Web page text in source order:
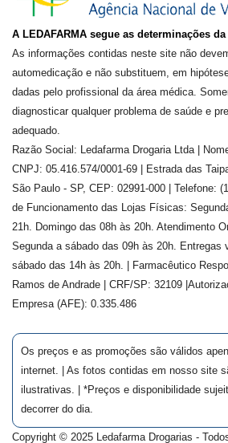
A LEDAFARMA segue as determinações
As informações contidas neste site não
automedicação e não substituem, em
dadas pelo profissional da área médica.
diagnosticar qualquer problema de saúde e
adequado.
Razão Social: Ledafarma Drogaria Ltda |
CNPJ: 05.416.574/0001-69 | Estrada das
São Paulo - SP, CEP: 02991-000 | Telefone:
de Funcionamento das Lojas Físicas:
21h. Domingo das 08h às 20h. Atendimento
Segunda a sábado das 09h às 20h. Entregas
sábado das 14h às 20h. | Farmacêutico
Ramos de Andrade
| CRF/SP: 32109
Empresa (AFE): 0.335.486
Os preços e as promoções são válidos
internet. | As fotos contidas em nosso site
ilustrativas. | *Preços e disponibilidade
decorrer do dia.
Copyright © 2025 Ledafarma Drogarias -